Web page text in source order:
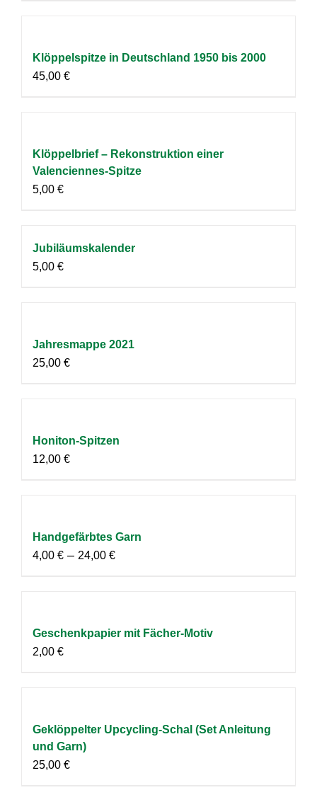
Klöppelspitze in Deutschland 1950 bis 2000
45,00 €
Klöppelbrief – Rekonstruktion einer
Valenciennes-Spitze
5,00 €
Jubiläumskalender
5,00 €
Jahresmappe 2021
25,00 €
Honiton-Spitzen
12,00 €
Handgefärbtes Garn
4,00 € – 24,00 €
Geschenkpapier mit Fächer-Motiv
2,00 €
Geklöppelter Upcycling-Schal (Set Anleitung
und Garn)
25,00 €